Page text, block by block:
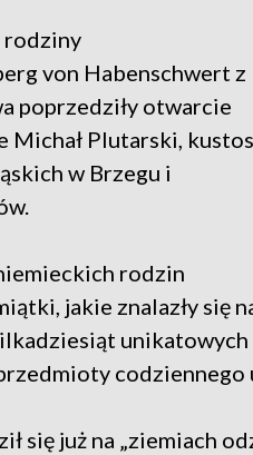
rodziny
von Habenschwert z
poprzedziły otwarcie
Michał Plutarski,
w Brzegu i
rodzin
jakie znalazły się
unikatowych
codziennego
się już na „ziemiach